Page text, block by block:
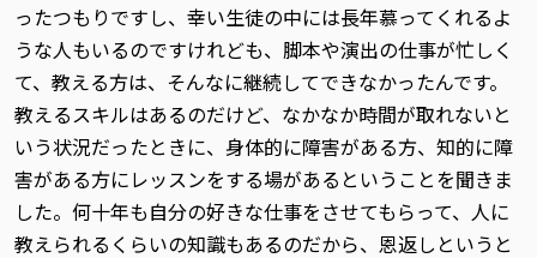
ったつもりですし、幸い生徒の中には長年慕ってくれるよ
うな人もいるのですけれども、脚本や演出の仕事が忙しく
て、教える方は、そんなに継続してできなかったんです。
教えるスキルはあるのだけど、なかなか時間が取れないと
いう状況だったときに、身体的に障害がある方、知的に障
害がある方にレッスンをする場があるということを聞きま
した。何十年も自分の好きな仕事をさせてもらって、人に
教えられるくらいの知識もあるのだから、恩返しというと